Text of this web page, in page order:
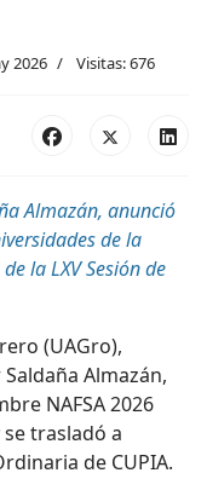
2026 Visitas: 676
Almazán, anunció
de la
la LXV Sesión de
(UAGro),
Almazán,
NAFSA 2026
trasladó a
de CUPIA.